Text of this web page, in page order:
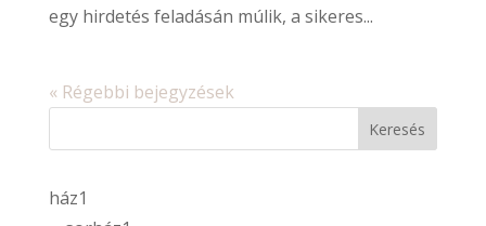
egy hirdetés feladásán múlik, a sikeres...
« Régebbi bejegyzések
Keresés
ház1